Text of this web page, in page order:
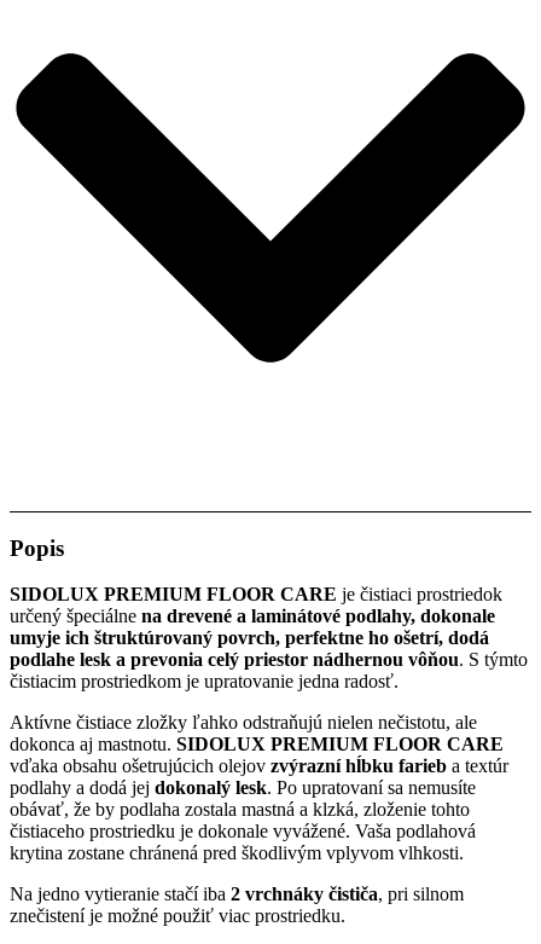
Popis
SIDOLUX PREMIUM FLOOR CARE je čistiaci prostriedok
určený špeciálne na drevené a laminátové podlahy, dokonale
umyje ich štruktúrovaný povrch, perfektne ho ošetrí, dodá
podlahe lesk a prevonia celý priestor nádhernou vôňou. S týmto
čistiacim prostriedkom je upratovanie jedna radosť.
Aktívne čistiace zložky ľahko odstraňujú nielen nečistotu, ale
dokonca aj mastnotu. SIDOLUX PREMIUM FLOOR CARE
vďaka obsahu ošetrujúcich olejov zvýrazní hĺbku farieb a textúr
podlahy a dodá jej dokonalý lesk. Po upratovaní sa nemusíte
obávať, že by podlaha zostala mastná a klzká, zloženie tohto
čistiaceho prostriedku je dokonale vyvážené. Vaša podlahová
krytina zostane chránená pred škodlivým vplyvom vlhkosti.
Na jedno vytieranie stačí iba 2 vrchnáky čističa, pri silnom
znečistení je možné použiť viac prostriedku.